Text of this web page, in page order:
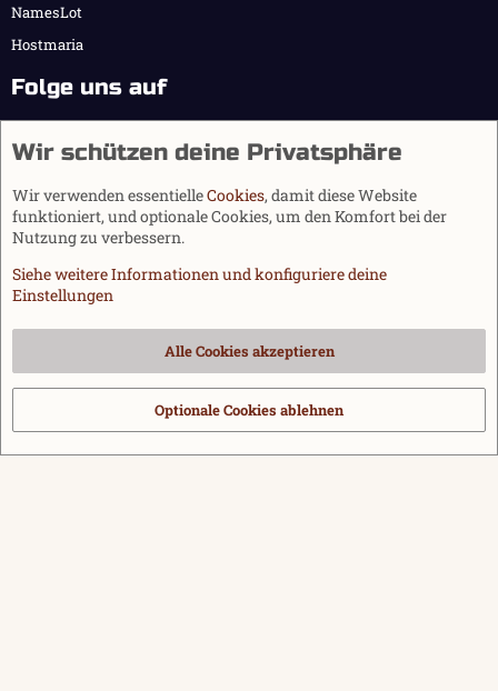
NamesLot
Hostmaria
Folge uns auf
Cookies
Datenschutz
Hilfe und Impressum
Start
S
Community platform by XenForo® © 2010-2026 XenForo Ltd.
via s9e/MediaSites
Wir schützen deine Privatsphäre
Wir verwenden essentielleCookies, damit diese Website
funktioniert, und optionale Cookies, um den Komfort bei der
Nutzung zu verbessern.
Siehe weitere Informationen und konfiguriere deine
Einstellungen
Alle Cookies akzeptieren
Optionale Cookies ablehnen